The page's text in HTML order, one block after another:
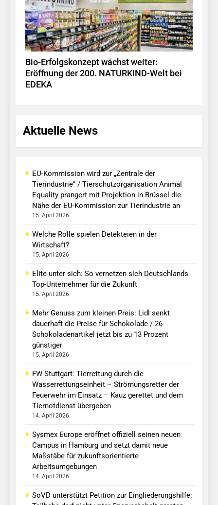
Bio-Erfolgskonzept wächst weiter:
Eröffnung der 200. NATURKIND-Welt bei
EDEKA
Aktuelle News
EU-Kommission wird zur „Zentrale der
Tierindustrie“ / Tierschutzorganisation Animal
Equality prangert mit Projektion in Brüssel die
Nähe der EU-Kommission zur Tierindustrie an
15. April 2026
Welche Rolle spielen Detekteien in der
Wirtschaft?
15. April 2026
Elite unter sich: So vernetzen sich Deutschlands
Top-Unternehmer für die Zukunft
15. April 2026
Mehr Genuss zum kleinen Preis: Lidl senkt
dauerhaft die Preise für Schokolade / 26
Schokoladenartikel jetzt bis zu 13 Prozent
günstiger
15. April 2026
FW Stuttgart: Tierrettung durch die
Wasserrettungseinheit – Strömungsretter der
Feuerwehr im Einsatz – Kauz gerettet und dem
Tiernotdienst übergeben
14. April 2026
Sysmex Europe eröffnet offiziell seinen neuen
Campus in Hamburg und setzt damit neue
Maßstäbe für zukunftsorientierte
Arbeitsumgebungen
14. April 2026
SoVD unterstützt Petition zur Eingliederungshilfe: